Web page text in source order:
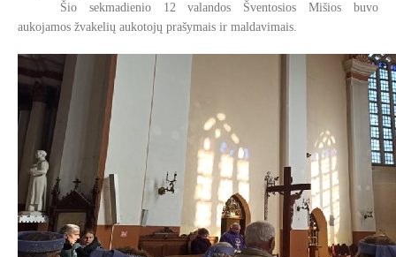
Šio sekmadienio 12 valandos Šventosios Mišios buvo
aukojamos žvakelių aukotojų prašymais ir maldavimais.